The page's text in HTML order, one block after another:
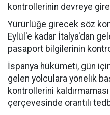
kontrollerinin devreye
Yürürlüğe girecek söz
Eylül'e kadar İtalya'dan
pasaport bilgilerinin
İspanya hükümeti, gün
gelen yolculara yönelik
kontrollerini
çerçevesinde orantılı